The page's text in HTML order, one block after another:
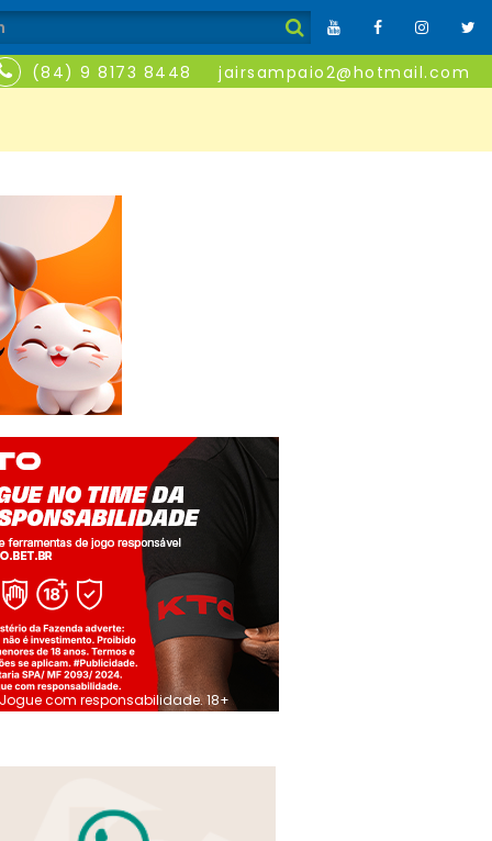
(84) 9 8173 8448 jairsampaio2@hotmail.com
Jogue com responsabilidade. 18+